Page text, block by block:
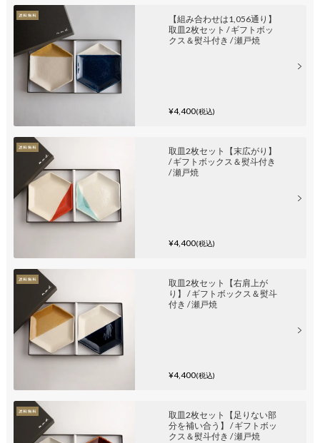
【組み合わせは1,056通り】
取皿2枚セット / ギフトボッ
クス＆熨斗付き / 瀬戸焼
¥4,400(税込)
取皿2枚セット【末広がり】
/ ギフトボックス＆熨斗付き
/ 瀬戸焼
¥4,400(税込)
取皿2枚セット【右肩上が
り】 / ギフトボックス＆熨斗
付き / 瀬戸焼
¥4,400(税込)
取皿2枚セット【足りない部
分を補い合う】 / ギフトボッ
クス＆熨斗付き / 瀬戸焼